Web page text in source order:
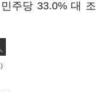
주당 33.0% 대 조